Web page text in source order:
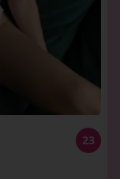
23